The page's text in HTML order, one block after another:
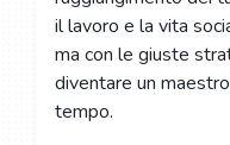
il lavoro e la vita
ma con le giuste
diventare un
tempo.